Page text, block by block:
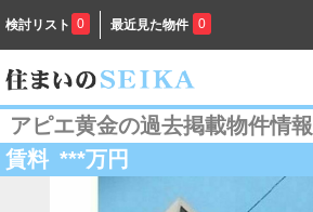
検討リスト 0 最近見た物件 0
アピエ黄金の過去掲載物件情報
賃料 ***万円